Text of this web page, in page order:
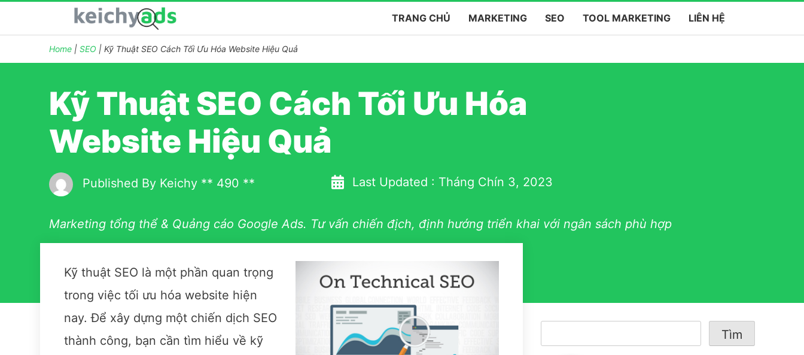
TRANG CHỦ MARKETING SEO TOOL MARKETING LIÊN HỆ
Home | SEO | Kỹ Thuật SEO Cách Tối Ưu Hóa Website Hiệu Quả
Kỹ Thuật SEO Cách Tối Ưu Hóa
Website Hiệu Quả
Published By Keichy ** 490 ** Last Updated : Tháng Chín 3, 2023
Marketing tổng thể & Quảng cáo Google Ads. Tư vấn chiến địch, định hướng triển khai với ngân sách phù hợp
Kỹ thuật SEO là một phần quan trọng
trong việc tối ưu hóa website hiện
nay. Để xây dựng một chiến dịch SEO
thành công, bạn cần tìm hiểu về kỹ
Tìm